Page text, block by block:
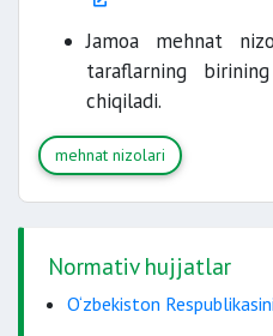
Jamoa mehnat
taraflarning
chiqiladi.
mehnat nizolari
Normativ hujjatlar
O‘zbekiston